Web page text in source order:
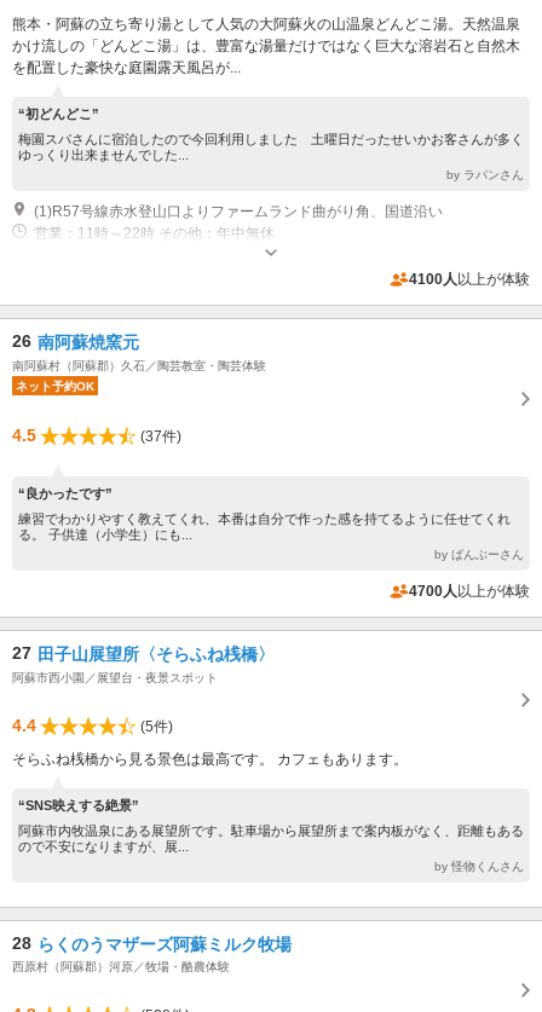
熊本・阿蘇の立ち寄り湯として人気の大阿蘇火の山温泉どんどこ湯。天然温泉
かけ流しの「どんどこ湯」は、豊富な湯量だけではなく巨大な溶岩石と自然木
を配置した豪快な庭園露天風呂が...
“初どんどこ”
梅園スパさんに宿泊したので今回利用しました 土曜日だったせいかお客さんが多く
ゆっくり出来ませんでした...
by ラパンさん
(1)R57号線赤水登山口よりファームランド曲がり角、国道沿い
営業：11時～22時 その他：年中無休
4100人 以上が体験
26 南阿蘇焼窯元
南阿蘇村（阿蘇郡）久石／陶芸教室・陶芸体験
ネット予約OK
4.5 (37件)
“良かったです”
練習でわかりやすく教えてくれ、本番は自分で作った感を持てるように任せてくれ
る。 子供達（小学生）にも...
by ばんぶーさん
4700人 以上が体験
27 田子山展望所〈そらふね桟橋〉
阿蘇市西小園／展望台・夜景スポット
4.4
(5件)
そらふね桟橋から見る景色は最高です。 カフェもあります。
“SNS映えする絶景”
阿蘇市内牧温泉にある展望所です。駐車場から展望所まで案内板がなく、距離もある
ので不安になりますが、展...
by 怪物くんさん
28 らくのうマザーズ阿蘇ミルク牧場
西原村（阿蘇郡）河原／牧場・酪農体験